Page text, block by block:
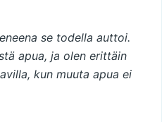
se todella auttoi.
apua, ja olen erittäin
kun muuta apua ei